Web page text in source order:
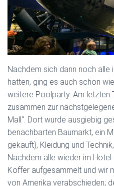
Nachdem sich dann noch
hatten, ging es auch schon
weitere Poolparty. Am letzten
zusammen zur
Mall“. Dort wurde ausgiebig
benachbarten Baumarkt, ein
gekauft), Kleidung und
Nachdem alle wieder im
Koffer aufgesammelt und wir
von Amerika verabschieden;